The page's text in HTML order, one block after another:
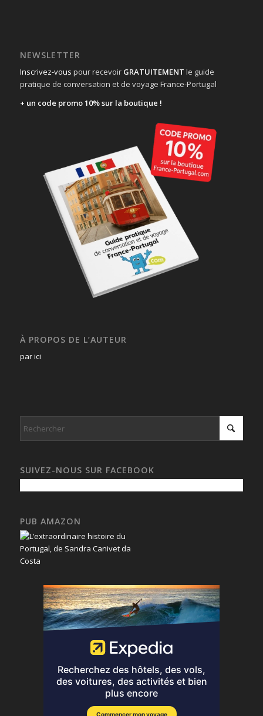
NEWSLETTER
Inscrivez-vous pour recevoir GRATUITEMENT le guide
pratique de conversation et de voyage France-Portugal
+ un code promo 10% sur la boutique !
À PROPOS DE L’AUTEUR
par ici
SUIVEZ-NOUS SUR FACEBOOK
PUB AMAZON